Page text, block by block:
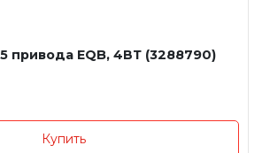
привода EQB, 4ВТ (3288790)
Купить